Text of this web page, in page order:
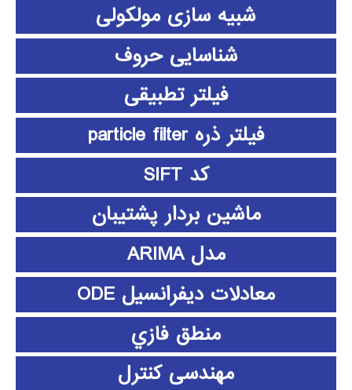
شبیه سازی مولکولی
شناسایی حروف
فیلتر تطبیقی
فیلتر ذره particle filter
کد SIFT
ماشین بردار پشتیبان
مدل ARIMA
معادلات دیفرانسیل ODE
منطق فازي
مهندسی کنترل